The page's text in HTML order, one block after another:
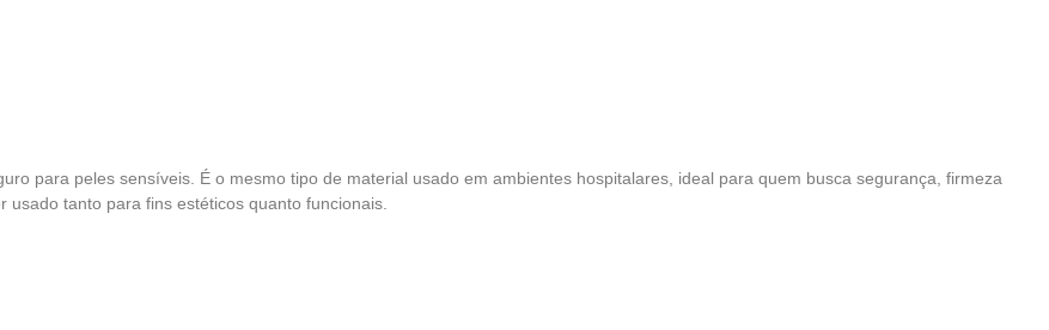
para peles sensíveis. É o mesmo tipo de material usado em ambientes hospitalares, ideal para quem busca segurança, firmeza
tanto para fins estéticos quanto funcionais.